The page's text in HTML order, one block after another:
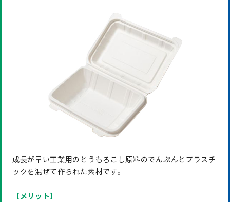
成長が早い工業用のとうもろこし原料のでんぷんとプラスチ
ックを混ぜて作られた素材です。
【メリット】